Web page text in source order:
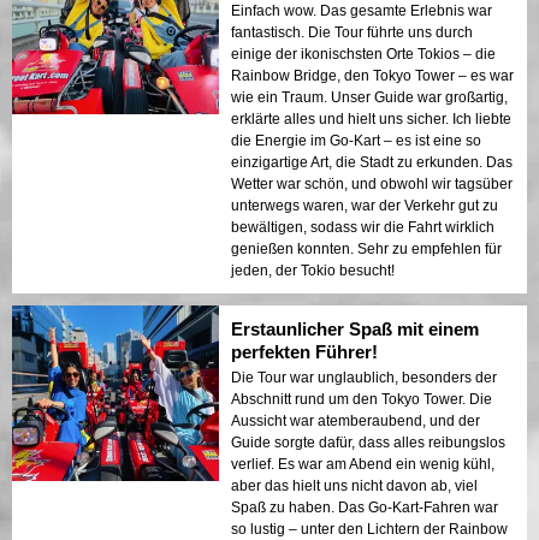
Einfach wow. Das gesamte Erlebnis war
fantastisch. Die Tour führte uns durch
einige der ikonischsten Orte Tokios – die
Rainbow Bridge, den Tokyo Tower – es war
wie ein Traum. Unser Guide war großartig,
erklärte alles und hielt uns sicher. Ich liebte
die Energie im Go-Kart – es ist eine so
einzigartige Art, die Stadt zu erkunden. Das
Wetter war schön, und obwohl wir tagsüber
unterwegs waren, war der Verkehr gut zu
bewältigen, sodass wir die Fahrt wirklich
genießen konnten. Sehr zu empfehlen für
jeden, der Tokio besucht!
Erstaunlicher Spaß mit einem
perfekten Führer!
Die Tour war unglaublich, besonders der
Abschnitt rund um den Tokyo Tower. Die
Aussicht war atemberaubend, und der
Guide sorgte dafür, dass alles reibungslos
verlief. Es war am Abend ein wenig kühl,
aber das hielt uns nicht davon ab, viel
Spaß zu haben. Das Go-Kart-Fahren war
so lustig – unter den Lichtern der Rainbow